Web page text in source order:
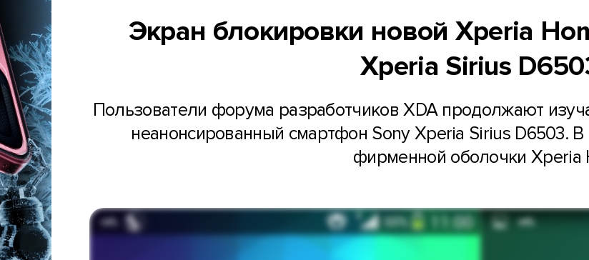
Экран блокировки новой Xperia
Xperia Sirius
Пользователи форума разработчиков XDA продолжают
неанонсированный смартфон Sony Xperia Sirius D6503. В
фирменной оболочки Xperia